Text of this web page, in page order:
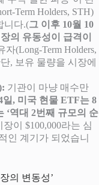
Term Holders, STH)
니다.(그 이후 10월 10
의 유동성이 급격이
(Long-Term Holders,
, 보유 물량을 시장에
기관이 마냥 매수만
일, 미국 현물 ETF는 8
‘역대 2번째 규모의 순
이 $100,000라는 심
인 계기가 되었습니
의 변동성’